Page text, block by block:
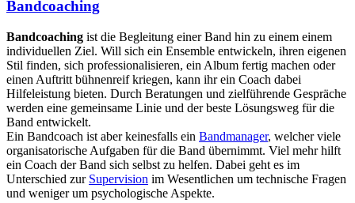
Bandcoaching
Bandcoaching ist die Begleitung einer Band hin zu einem einem
individuellen Ziel. Will sich ein Ensemble entwickeln, ihren eigenen
Stil finden, sich professionalisieren, ein Album fertig machen oder
einen Auftritt bühnenreif kriegen, kann ihr ein Coach dabei
Hilfeleistung bieten. Durch Beratungen und zielführende Gespräche
werden eine gemeinsame Linie und der beste Lösungsweg für die
Band entwickelt.
Ein Bandcoach ist aber keinesfalls ein Bandmanager, welcher viele
organisatorische Aufgaben für die Band übernimmt. Viel mehr hilft
ein Coach der Band sich selbst zu helfen. Dabei geht es im
Unterschied zur Supervision im Wesentlichen um technische Fragen
und weniger um psychologische Aspekte.